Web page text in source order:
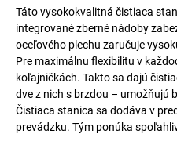
Táto vysokokvalitná čistiaca
integrované zberné nádoby
oceľového plechu zaručuje
Pre maximálnu flexibilitu v
koľajničkách. Takto sa dajú
dve z nich s brzdou – umožňujú
Čistiaca stanica sa dodáva v
prevádzku. Tým ponúka